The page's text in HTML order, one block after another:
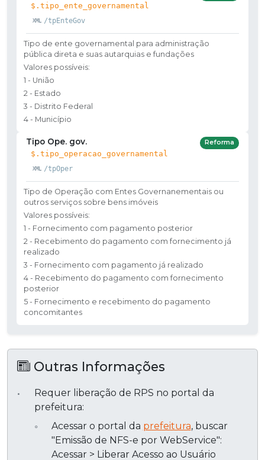
$.tipo_ente_governamental
/tpEnteGov
Tipo de ente governamental para administração
pública direta e suas autarquias e fundações
Valores possíveis:
1 - União
2 - Estado
3 - Distrito Federal
4 - Município
Tipo Ope. gov.
$.tipo_operacao_governamental
/tpOper
Reforma
Tipo de Operação com Entes Governanementais ou
outros serviços sobre bens imóveis
Valores possíveis:
1 - Fornecimento com pagamento posterior
2 - Recebimento do pagamento com fornecimento já
realizado
3 - Fornecimento com pagamento já realizado
4 - Recebimento do pagamento com fornecimento
posterior
5 - Fornecimento e recebimento do pagamento
concomitantes
Outras Informações
Requer liberação de RPS no portal da
prefeitura:
Acessar o portal da prefeitura, buscar
"Emissão de NFS-e por WebService":
Acessar > Liberar Acesso ao Usuário